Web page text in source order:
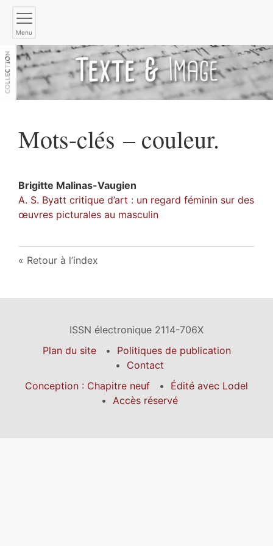
Menu
Mots-clés – couleur.
Brigitte Malinas-Vaugien
A. S. Byatt critique d’art : un regard féminin sur des
œuvres picturales au masculin
Retour à l’index
ISSN électronique 2114-706X
Plan du site
Politiques de publication
Contact
Conception : Chapitre neuf
Édité avec Lodel
Accès réservé